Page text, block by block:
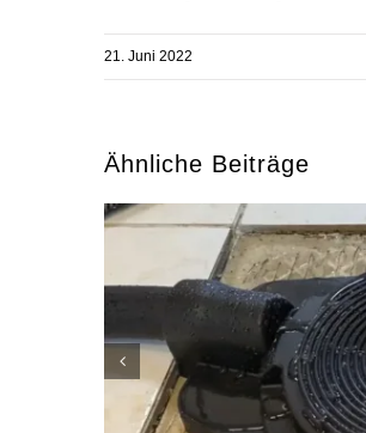
21. Juni 2022
Ähnliche Beiträge